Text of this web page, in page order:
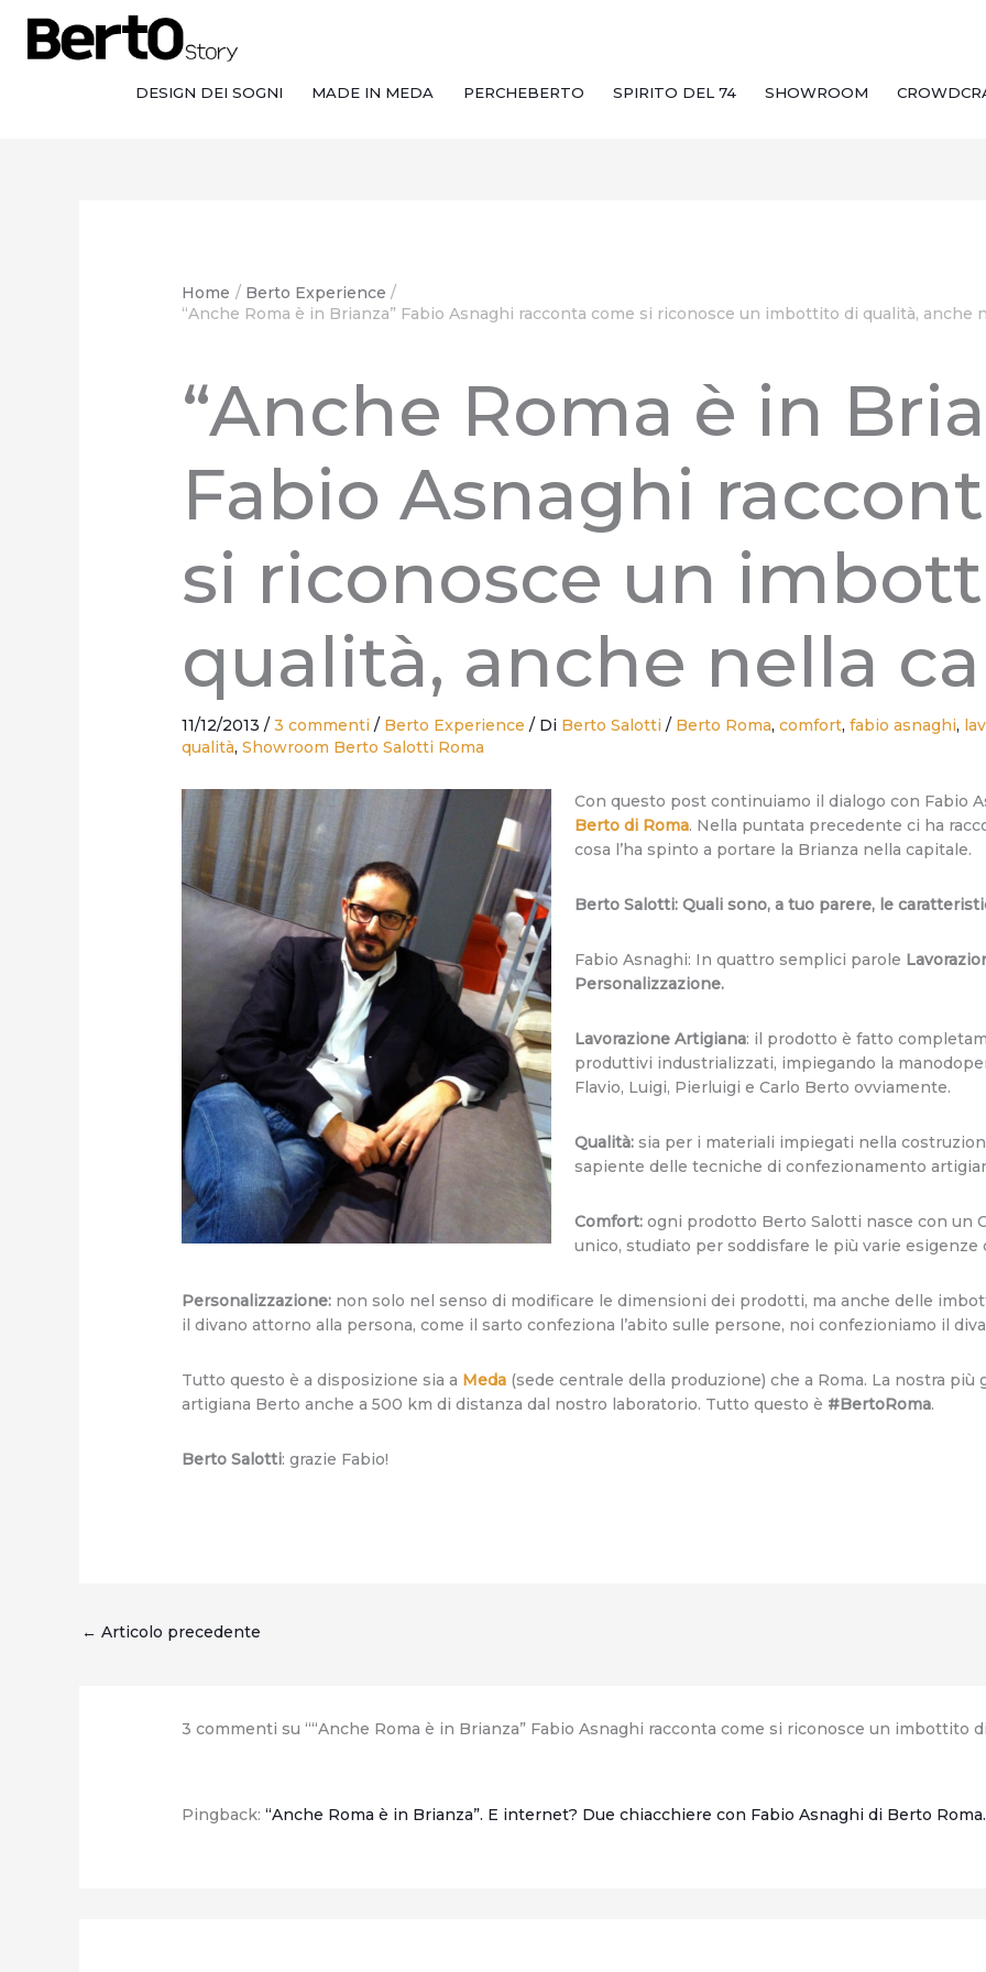
contenuto
navigazione
contenuto
DESIGN DEI SOGNI MADE IN MEDA PERCHEBERTO SPIRITO DEL 74 SHOWROOM
Home
Berto Experience
“Anche Roma è in Brianza” Fabio Asnaghi racconta come si riconosce un imbottito di qualità, anche
“Anche Roma è in
Fabio Asnaghi
si riconosce un
qualità, anche nella
11/12/2013/3 commenti / Berto Experience / Di Berto Salotti/ Berto Roma,comfort,fabio asnaghi,
qualità,Showroom Berto Salotti Roma
Con questo post continuiamo il dialogo con Fabio
Berto di Roma. Nella puntata precedente ci ha
cosa l’ha spinto a portare la Brianza nella capitale.
Berto Salotti: Quali sono, a tuo parere, le
Fabio Asnaghi: In quattro semplici parole
Personalizzazione.
Lavorazione Artigiana: il prodotto è fatto
produttivi industrializzati, impiegando la
Flavio, Luigi, Pierluigi e Carlo Berto ovviamente.
Qualità: sia per i materiali impiegati nella
sapiente delle tecniche di confezionamento
Comfort: ogni prodotto Berto Salotti nasce con un
unico, studiato per soddisfare le più varie esigenze
Personalizzazione: non solo nel senso di modificare le dimensioni dei prodotti, ma anche delle
il divano attorno alla persona, come il sarto confeziona l’abito sulle persone, noi confezioniamo il
Tutto questo è a disposizione sia a Meda (sede centrale della produzione) che a Roma. La nostra
artigiana Berto anche a 500 km di distanza dal nostro laboratorio. Tutto questo è #BertoRoma.
Berto Salotti: grazie Fabio!
← Articolo precedente
3 commenti su ““Anche Roma è in Brianza” Fabio Asnaghi racconta come si riconosce un imbottito
Pingback:“Anche Roma è in Brianza”. E internet? Due chiacchiere con Fabio Asnaghi di Berto